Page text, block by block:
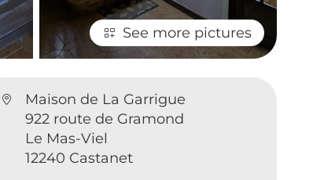
See more pictures
Maison de La Garrigue
922 route de Gramond
Le Mas-Viel
12240 Castanet